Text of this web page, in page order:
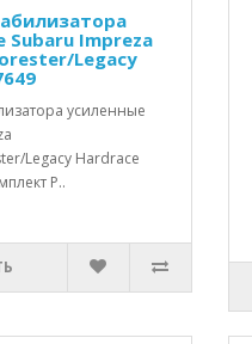
Subaru Impreza
Legacy
усиленные
Legacy Hardrace
Р..